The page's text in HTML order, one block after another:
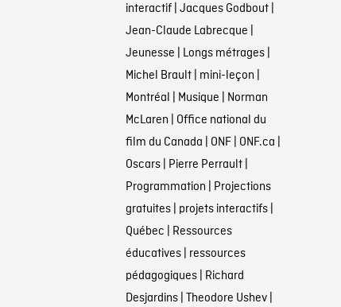
interactif| Jacques Godbout|
Jean-Claude Labrecque |
Jeunesse | Longs métrages|
Michel Brault| mini-leçon |
Montréal | Musique | Norman
McLaren | Office national du
film du Canada | ONF| ONF.ca |
Oscars| Pierre Perrault|
Programmation | Projections
gratuites| projets interactifs|
Québec | Ressources
éducatives| ressources
pédagogiques| Richard
Desjardins| Theodore Ushev|